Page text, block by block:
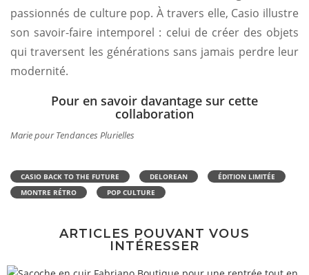
passionnés de culture pop. À travers elle, Casio illustre
son savoir-faire intemporel : celui de créer des objets
qui traversent les générations sans jamais perdre leur
modernité.
Pour en savoir davantage sur cette
collaboration
Marie pour Tendances Plurielles
CASIO BACK TO THE FUTURE DELOREAN
ÉDITION LIMITÉE
MONTRE RÉTRO
POP CULTURE
ARTICLES POUVANT VOUS
INTÉRESSER